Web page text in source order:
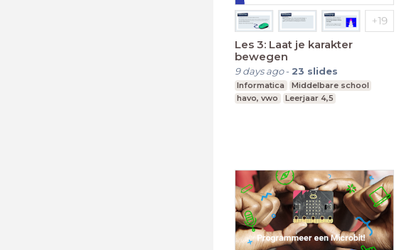
Les 3: Laat je karakter
bewegen
9 days ago- 23 slides
Informatica
Middelbare school
havo, vwo
Leerjaar 4,5